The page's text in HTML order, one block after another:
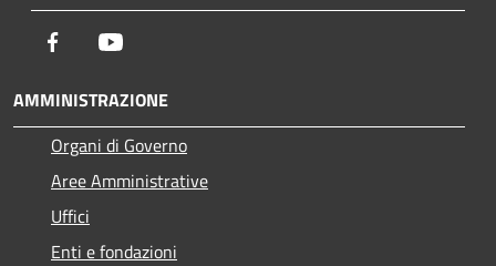
Facebook
AMMINISTRAZIONE
Organi di Governo
Aree Amministrative
Uffici
Enti e fondazioni